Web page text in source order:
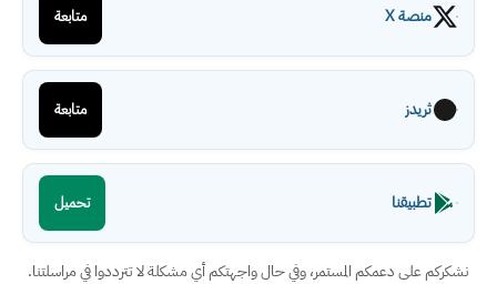
منصة X متابعة
ثريدز متابعة
تطبيقنا تحميل
نشكركم على دعمكم المستمر، وفي حال واجهتكم أي مشكلة لا تترددوا في مراسلتنا.